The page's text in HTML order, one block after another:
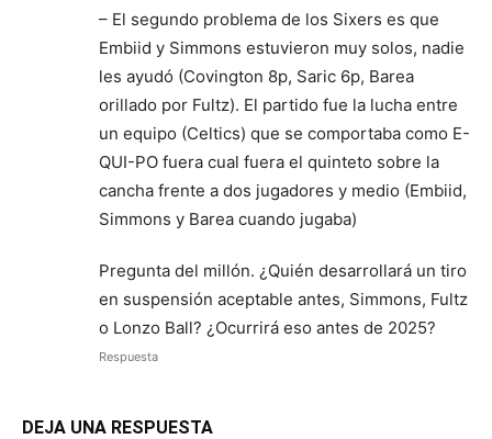
– El segundo problema de los Sixers es que
Embiid y Simmons estuvieron muy solos, nadie
les ayudó (Covington 8p, Saric 6p, Barea
orillado por Fultz). El partido fue la lucha entre
un equipo (Celtics) que se comportaba como E-
QUI-PO fuera cual fuera el quinteto sobre la
cancha frente a dos jugadores y medio (Embiid,
Simmons y Barea cuando jugaba)
Pregunta del millón. ¿Quién desarrollará un tiro
en suspensión aceptable antes, Simmons, Fultz
o Lonzo Ball? ¿Ocurrirá eso antes de 2025?
Respuesta
DEJA UNA RESPUESTA